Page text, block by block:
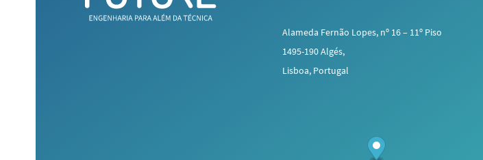
Alameda Fernão Lopes, nº 16 – 11º Piso
1495-190 Algés,
Lisboa, Portugal